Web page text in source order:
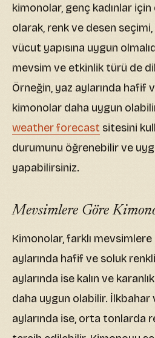
kimonolar, genç kadınlar
olarak, renk ve desen
vücut yapısına uygun
mevsim ve etkinlik türü de
Örneğin, yaz aylarında hafif
kimonolar daha uygun
weather forecast sitesini
durumunu öğrenebilir ve
yapabilirsiniz.
Mevsimlere Göre
Kimonolar, farklı
aylarında hafif ve soluk
aylarında ise kalın ve
daha uygun olabilir. İlkbahar
aylarında ise, orta tonlarda